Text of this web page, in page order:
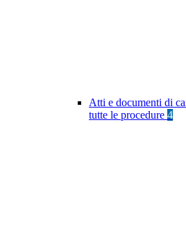
Atti e documenti di
tutte le procedure 4